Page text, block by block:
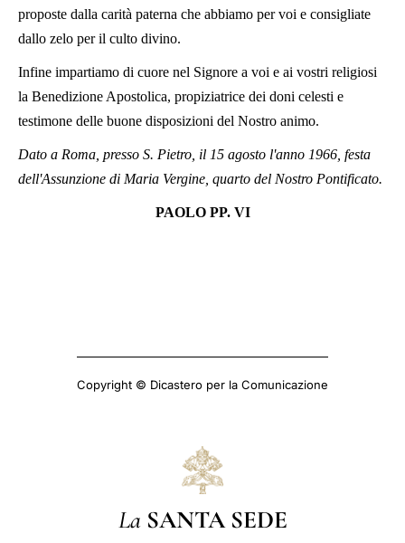
proposte dalla carità paterna che abbiamo per voi e consigliate
dallo zelo per il culto divino.
Infine impartiamo di cuore nel Signore a voi e ai vostri religiosi
la Benedizione Apostolica, propiziatrice dei doni celesti e
testimone delle buone disposizioni del Nostro animo.
Dato a Roma, presso S. Pietro, il 15 agosto l'anno 1966, festa
dell'Assunzione di Maria Vergine, quarto del Nostro Pontificato.
PAOLO PP. VI
Copyright © Dicastero per la Comunicazione
La SANTA SEDE